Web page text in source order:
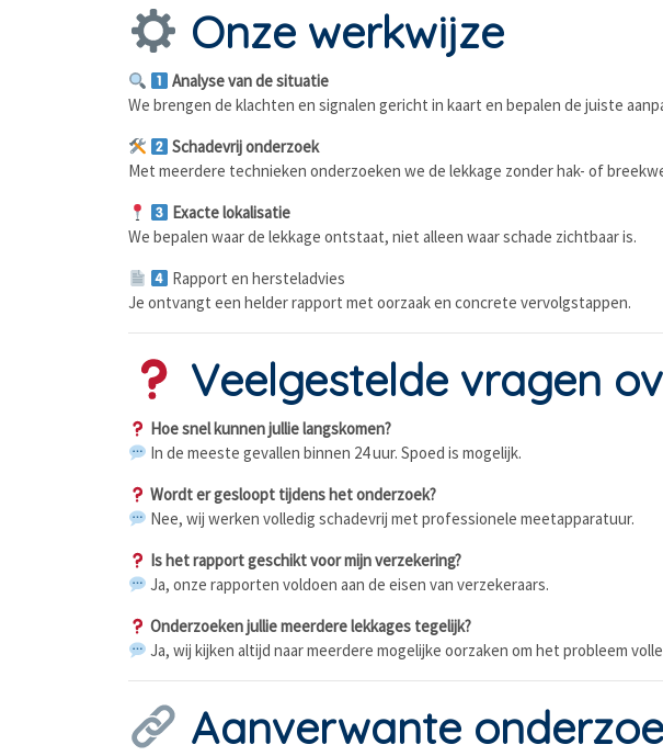
Onze werkwijze
Analyse van de situatie
We brengen de klachten en signalen gericht in kaart en bepalen de juiste
Schadevrij onderzoek
Met meerdere technieken onderzoeken we de lekkage zonder hak- of
Exacte lokalisatie
We bepalen waar de lekkage ontstaat, niet alleen waar schade zichtbaar is.
Rapport en hersteladvies
Je ontvangt een helder rapport met oorzaak en concrete vervolgstappen.
Veelgestelde vragen
Hoe snel kunnen jullie langskomen?
In de meeste gevallen binnen 24 uur. Spoed is mogelijk.
Wordt er gesloopt tijdens het onderzoek?
Nee, wij werken volledig schadevrij met professionele meetapparatuur.
Is het rapport geschikt voor mijn verzekering?
Ja, onze rapporten voldoen aan de eisen van verzekeraars.
Onderzoeken jullie meerdere lekkages tegelijk?
Ja, wij kijken altijd naar meerdere mogelijke oorzaken om het probleem
Aanverwante